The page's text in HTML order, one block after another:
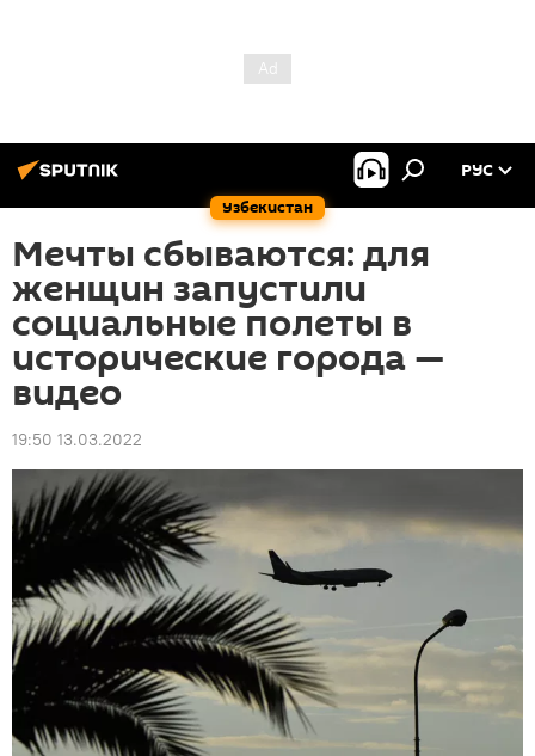
Узбекистан
РУС
Мечты сбываются: для
женщин запустили
социальные полеты в
исторические города —
видео
19:50 13.03.2022